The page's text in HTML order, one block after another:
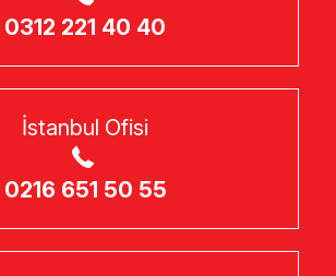
0312 221 40 40
İstanbul Ofisi
0216 651 50 55